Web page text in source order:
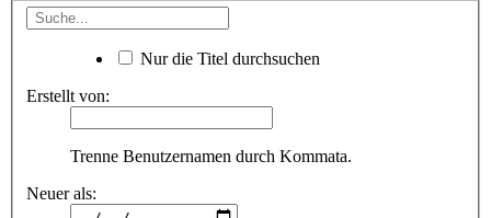
Nur die Titel durchsuchen
Erstellt von:
Trenne Benutzernamen durch Kommata.
Neuer als: